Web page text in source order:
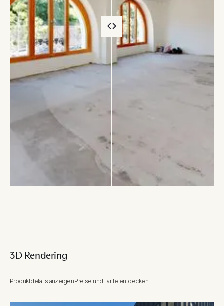
3D Rendering
Produktdetails anzeigenPreise und Tarife entdecken